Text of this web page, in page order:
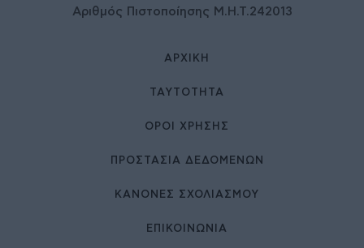
Αριθμός Πιστοποίησης Μ.Η.Τ.242013
ΑΡΧΙΚΉ
ΤΑΥΤΌΤΗΤΑ
ΌΡΟΙ ΧΡΉΣΗΣ
ΠΡΟΣΤΑΣΙΑ ΔΕΔΟΜΕΝΩΝ
ΚΑΝΟΝΕΣ ΣΧΟΛΙΑΣΜΟΥ
ΕΠΙΚΟΙΝΩΝΊΑ